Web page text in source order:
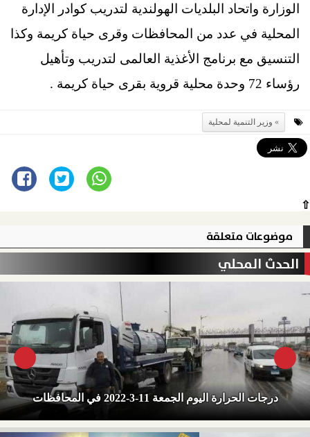
الوزارة واتحاد البلديات الهولندية لتدريب كوادر الإدارة
المحلية في عدد من المحافظات وقرى حياة كريمة وكذا
التنسيق مع برنامج الأغذية العالمى لتدريب وتأهيل
رؤساء 72 وحدة محلية قروية بقرى حياة كريمة .
وزير التنمية لمحلية
⇧
موضوعات متعلقة
الحدث المحلي
درجات الحرارة اليوم الجمعة 11-3-2022 في المحافظات